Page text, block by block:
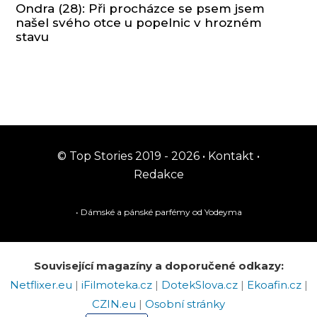
Ondra (28): Při procházce se psem jsem
našel svého otce u popelnic v hrozném
stavu
© Top Stories 2019 - 2026 • Kontakt •
Redakce
• Dámské a pánské parfémyod Yodeyma
Související magazíny a doporučené odkazy:
Netflixer.eu | iFilmoteka.cz | DotekSlova.cz | Ekoafin.cz |
CZIN.eu | Osobní stránky